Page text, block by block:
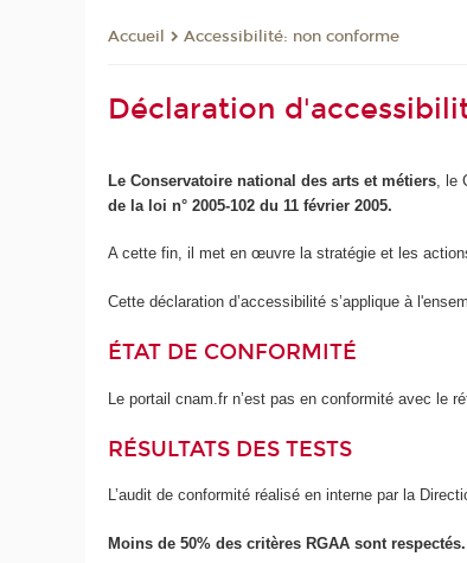
Accueil Accessibilité: non conforme
Déclaration
Le Conservatoire national des arts et métiers ,
de la loi n° 2005-102 du 11 février 2005.
A cette fin, il met en œuvre la stratégie et les
Cette déclaration d’accessibilité s’applique à
ÉTAT DE CONFORMITÉ
Le portail cnam.fr n’est pas en conformité avec le
RÉSULTATS DES TESTS
L’audit de conformité réalisé en interne par la
Moins de 50% des critères RGAA sont respectés.